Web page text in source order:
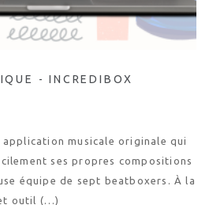
- INCREDIBOX
musicale originale qui
ses propres compositions
équipe de sept beatboxers. À la
outil (…)